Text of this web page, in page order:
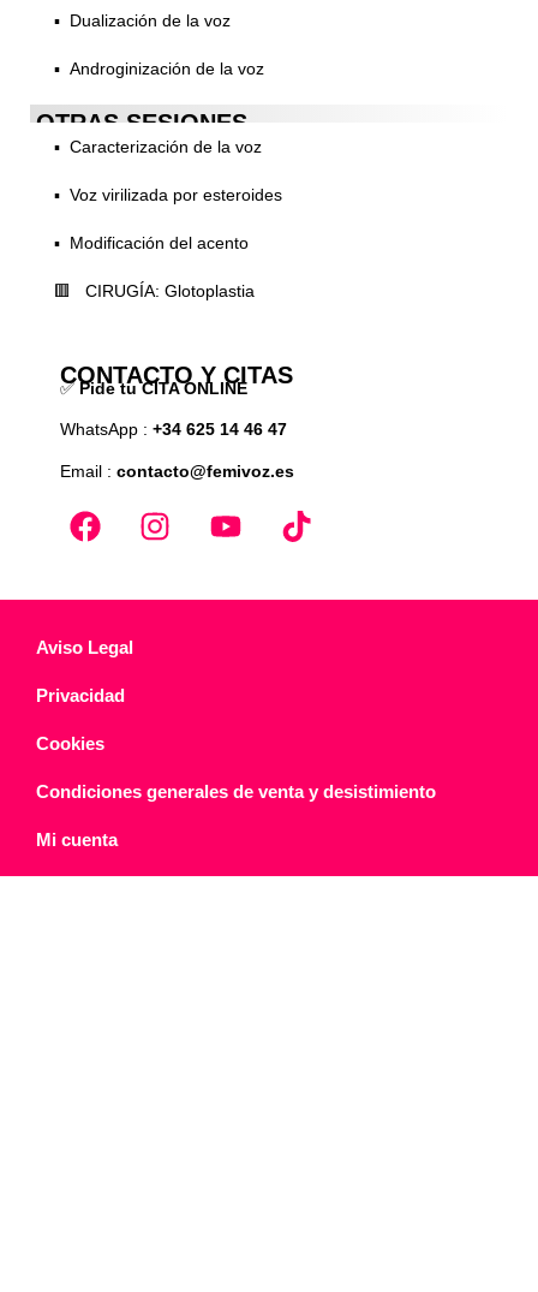
▪️ Dualización de la voz
▪️ Androginización de la voz
OTRAS SESIONES
▪️ Caracterización de la voz
▪️ Voz virilizada por esteroides
▪️ Modificación del acento
🟥 CIRUGÍA: Glotoplastia
CONTACTO Y CITAS
✅Pide tu CITA ONLINE
WhatsApp : +34 625 14 46 47
Email : contacto@femivoz.es
Aviso Legal
Privacidad
Cookies
Condiciones generales de venta y desistimiento
Mi cuenta